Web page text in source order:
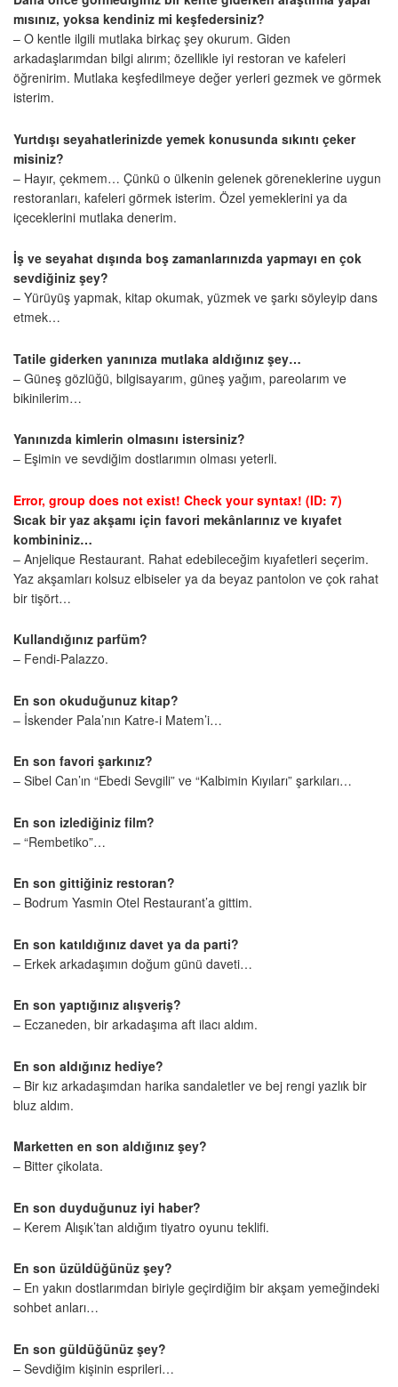
mısınız, yoksa kendiniz mi keşfedersiniz?
– O kentle ilgili mutlaka birkaç şey okurum. Giden
arkadaşlarımdan bilgi alırım; özellikle iyi restoran ve kafeleri
öğrenirim. Mutlaka keşfedilmeye değer yerleri gezmek ve görmek
isterim.
Yurtdışı seyahatlerinizde yemek konusunda sıkıntı çeker
misiniz?
– Hayır, çekmem… Çünkü o ülkenin gelenek göreneklerine uygun
restoranları, kafeleri görmek isterim. Özel yemeklerini ya da
içeceklerini mutlaka denerim.
İş ve seyahat dışında boş zamanlarınızda yapmayı en çok
sevdiğiniz şey?
– Yürüyüş yapmak, kitap okumak, yüzmek ve şarkı söyleyip dans
etmek…
Tatile giderken yanınıza mutlaka aldığınız şey…
– Güneş gözlüğü, bilgisayarım, güneş yağım, pareolarım ve
bikinilerim…
Yanınızda kimlerin olmasını istersiniz?
– Eşimin ve sevdiğim dostlarımın olması yeterli.
Error, group does not exist! Check your syntax! (ID: 7)
Sıcak bir yaz akşamı için favori mekânlarınız ve kıyafet
kombininiz…
– Anjelique Restaurant. Rahat edebileceğim kıyafetleri seçerim.
Yaz akşamları kolsuz elbiseler ya da beyaz pantolon ve çok rahat
bir tişört…
Kullandığınız parfüm?
– Fendi-Palazzo.
En son okuduğunuz kitap?
– İskender Pala’nın Katre-i Matem’i…
En son favori şarkınız?
– Sibel Can’ın “Ebedi Sevgili” ve “Kalbimin Kıyıları” şarkıları…
En son izlediğiniz film?
– “Rembetiko”…
En son gittiğiniz restoran?
– Bodrum Yasmin Otel Restaurant’a gittim.
En son katıldığınız davet ya da parti?
– Erkek arkadaşımın doğum günü daveti…
En son yaptığınız alışveriş?
– Eczaneden, bir arkadaşıma aft ilacı aldım.
En son aldığınız hediye?
– Bir kız arkadaşımdan harika sandaletler ve bej rengi yazlık bir
bluz aldım.
Marketten en son aldığınız şey?
– Bitter çikolata.
En son duyduğunuz iyi haber?
– Kerem Alışık’tan aldığım tiyatro oyunu teklifi.
En son üzüldüğünüz şey?
– En yakın dostlarımdan biriyle geçirdiğim bir akşam yemeğindeki
sohbet anları…
En son güldüğünüz şey?
– Sevdiğim kişinin esprileri…